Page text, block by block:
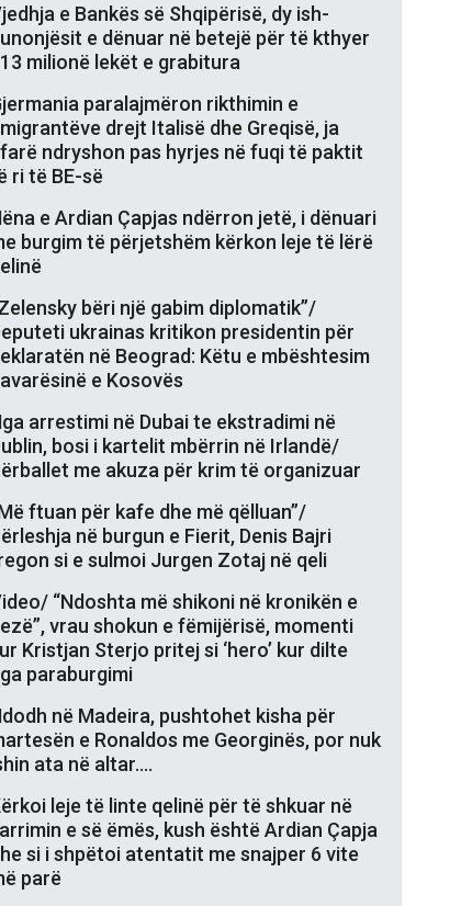
e Bankës së Shqipërisë, dy ish-
e dënuar në betejë për të kthyer
milionë lekët e grabitura
paralajmëron rikthimin e
drejt Italisë dhe Greqisë, ja
ndryshon pas hyrjes në fuqi të paktit
ri të BE-së
e Ardian Çapjas ndërron jetë, i dënuari
burgim të përjetshëm kërkon leje të lërë
bëri një gabim diplomatik”/
ukrainas kritikon presidentin për
në Beograd: Këtu e mbështesim
e Kosovës
arrestimi në Dubai te ekstradimi në
bosi i kartelit mbërrin në Irlandë/
me akuza për krim të organizuar
ftuan për kafe dhe më qëlluan”/
në burgun e Fierit, Denis Bajri
si e sulmoi Jurgen Zotaj në qeli
“Ndoshta më shikoni në kronikën e
vrau shokun e fëmijërisë, momenti
Kristjan Sterjo pritej si ‘hero’ kur dilte
paraburgimi
në Madeira, pushtohet kisha për
e Ronaldos me Georginës, por nuk
ata në altar….
leje të linte qelinë për të shkuar në
e së ëmës, kush është Ardian Çapja
si i shpëtoi atentatit me snajper 6 vite
parë